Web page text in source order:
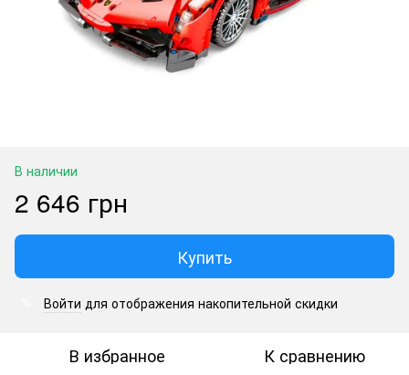
В наличии
2 646 грн
Купить
Войти для отображения накопительной скидки
В избранное К сравнению